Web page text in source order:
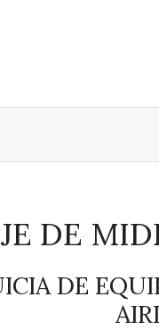
DE
DE